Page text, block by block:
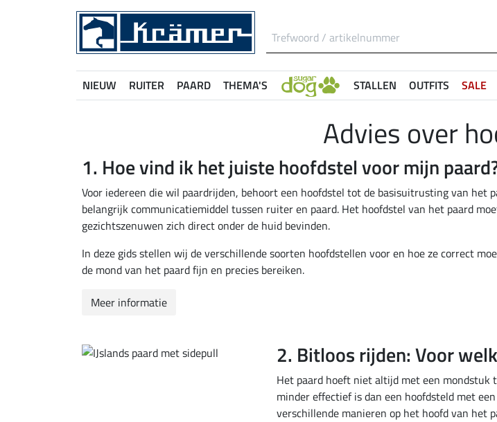
NIEUW RUITER PAARD THEMA'S STALLEN OUTFITS SALE
Advies over
1. Hoe vind ik het juiste hoofdstel voor mijn
Voor iedereen die wil paardrijden, behoort een hoofdstel tot de basisuitrusting van het
belangrijk communicatiemiddel tussen ruiter en paard. Het hoofdstel van het paard
gezichtszenuwen zich direct onder de huid bevinden.
In deze gids stellen wij de verschillende soorten hoofdstellen voor en hoe ze correct
de mond van het paard fijn en precies bereiken.
Meer informatie
2. Bitloos rijden: Voor
Het paard hoeft niet altijd met een mondstuk
minder effectief is dan een hoofdsteld met
verschillende manieren op het hoofd van het